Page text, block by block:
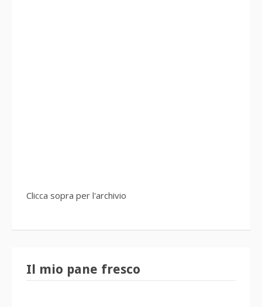
Clicca sopra per l'archivio
Il mio pane fresco